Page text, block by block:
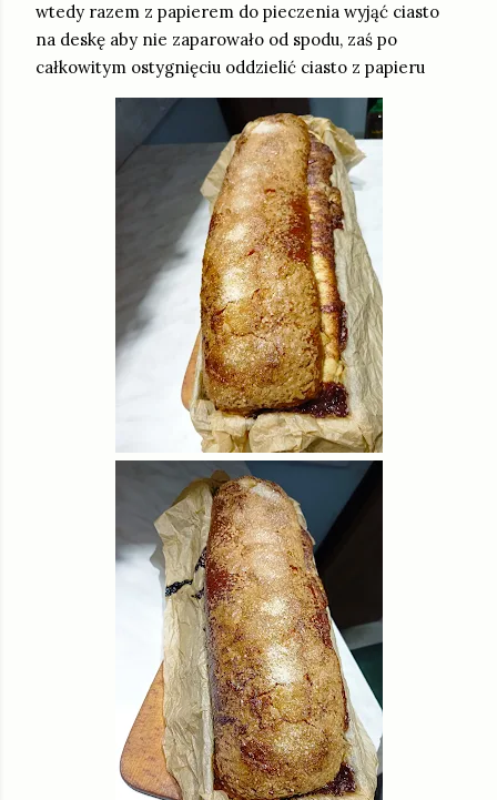
wtedy razem z papierem do pieczenia wyjąć ciasto
na deskę aby nie zaparowało od spodu, zaś po
całkowitym ostygnięciu oddzielić ciasto z papieru